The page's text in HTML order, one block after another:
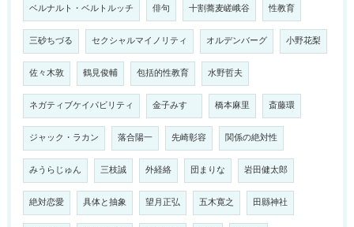
ベルナルト・ベルトルッチ 俳句 十割蕎麦嵯峨谷 性教育
三砂ちづる セクシャルマイノリティ オルデンバーグ 小野花梨
佐々木敦 鶴見俊輔 包括的性教育 水野哲夫
ネガティブケイパビリティ 金子みすゞ 橋本麻里 斎藤環
ジャック・ラカン 落合陽一 先崎彰容 関係の絶対性
みうらじゅん 三枝誠 外経絡 団まりな 岩田健太郎
絶対恋愛 具体と抽象 望月正弘 五木寛之 田縣神社